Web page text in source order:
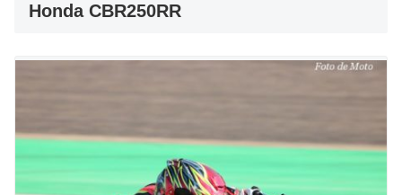
Honda CBR250RR